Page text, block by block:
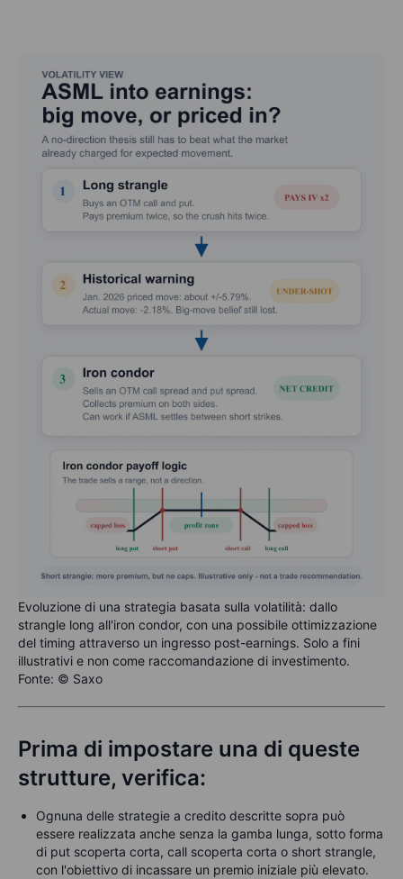
Evoluzione di una strategia basata sulla volatilità: dallo
strangle long all'iron condor, con una possibile ottimizzazione
del timing attraverso un ingresso post-earnings. Solo a fini
illustrativi e non come raccomandazione di investimento.
Fonte: © Saxo
Prima di impostare una di queste
strutture, verifica:
Ognuna delle strategie a credito descritte sopra può
essere realizzata anche senza la gamba lunga, sotto forma
di put scoperta corta, call scoperta corta o short strangle,
con l'obiettivo di incassare un premio iniziale più elevato.